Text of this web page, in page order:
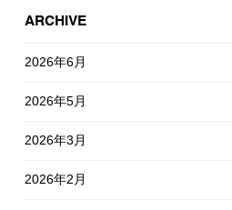
ARCHIVE
2026年6月
2026年5月
2026年3月
2026年2月